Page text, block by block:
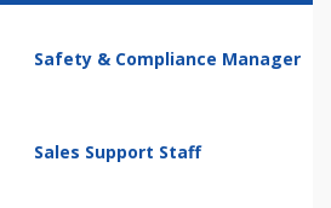
Safety & Compliance Manager
Sales Support Staff